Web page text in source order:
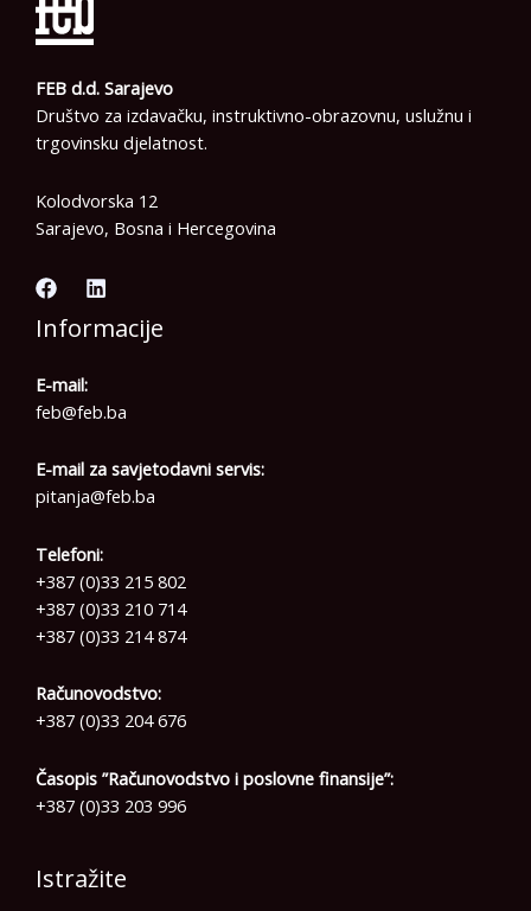
FEB d.d. Sarajevo
Društvo za izdavačku, instruktivno-obrazovnu, uslužnu i
trgovinsku djelatnost.
Kolodvorska 12
Sarajevo, Bosna i Hercegovina
Informacije
E-mail:
feb@feb.ba
E-mail za savjetodavni servis:
pitanja@feb.ba
Telefoni:
+387 (0)33 215 802
+387 (0)33 210 714
+387 (0)33 214 874
Računovodstvo:
+387 (0)33 204 676
Časopis ”Računovodstvo i poslovne finansije”:
+387 (0)33 203 996
Istražite